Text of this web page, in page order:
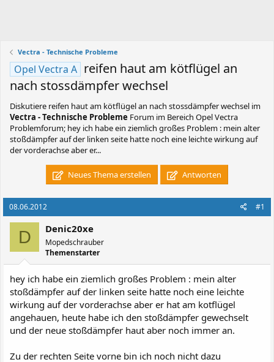
Vectra - Technische Probleme
Opel Vectra A reifen haut am kötflügel an
nach stossdämpfer wechsel
Diskutiere reifen haut am kötflügel an nach stossdämpfer wechsel im
Vectra - Technische Probleme Forum im Bereich Opel Vectra
Problemforum; hey ich habe ein ziemlich großes Problem : mein alter
stoßdämpfer auf der linken seite hatte noch eine leichte wirkung auf
der vorderachse aber er...
Neues Thema erstellen Antworten
08.06.2012 #1
D Denic20xe
Mopedschrauber
Themenstarter
hey ich habe ein ziemlich großes Problem : mein alter
stoßdämpfer auf der linken seite hatte noch eine leichte
wirkung auf der vorderachse aber er hat am kotflügel
angehauen, heute habe ich den stoßdämpfer gewechselt
und der neue stoßdämpfer haut aber noch immer an.
Zu der rechten Seite vorne bin ich noch nicht dazu